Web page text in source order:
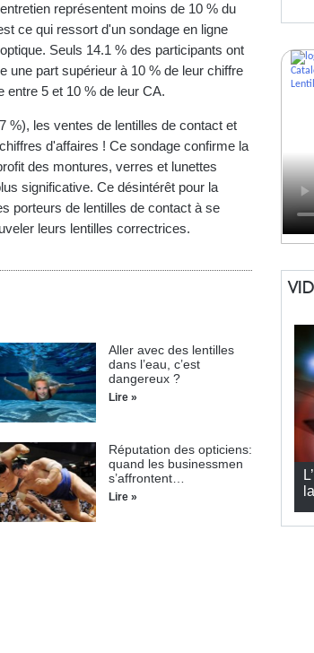
représentent moins de 10 % du
ce qui ressort d'un sondage en ligne
Seuls 14.1 % des participants ont
une part supérieur à 10 % de leur chiffre
entre 5 et 10 % de leur CA.
%), les ventes de lentilles de contact et
d'affaires ! Ce sondage confirme la
des montures, verres et lunettes
significative. Ce désintérêt pour la
porteurs de lentilles de contact à se
leurs lentilles correctrices.
Aller avec des lentilles
dans l’eau, c’est
dangereux ?
Lire »
Réputation des opticiens:
quand les businessmen
s’affrontent…
Lire »